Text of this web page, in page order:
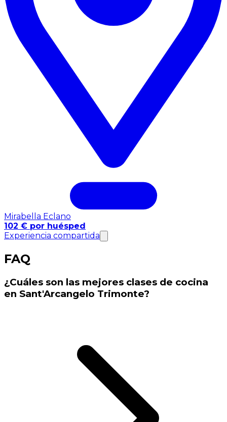
Mirabella Eclano
102 € por huésped
Experiencia compartida
FAQ
¿Cuáles son las mejores clases de cocina
en Sant'Arcangelo Trimonte?